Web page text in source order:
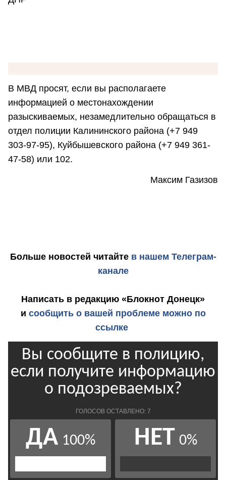
В МВД просят, если вы располагаете
информацией о местонахождении
разыскиваемых, незамедлительно обращаться в
отдел полиции Калининского района (+7 949
303-97-95), Куйбышевского района (+7 949 361-
47-58) или 102.
Максим Газизов
Больше новостей читайте в нашем Телеграм-
канале
Написать в редакцию «Блокнот Донецк»
и сообщить о вашей проблеме можно по
ссылке